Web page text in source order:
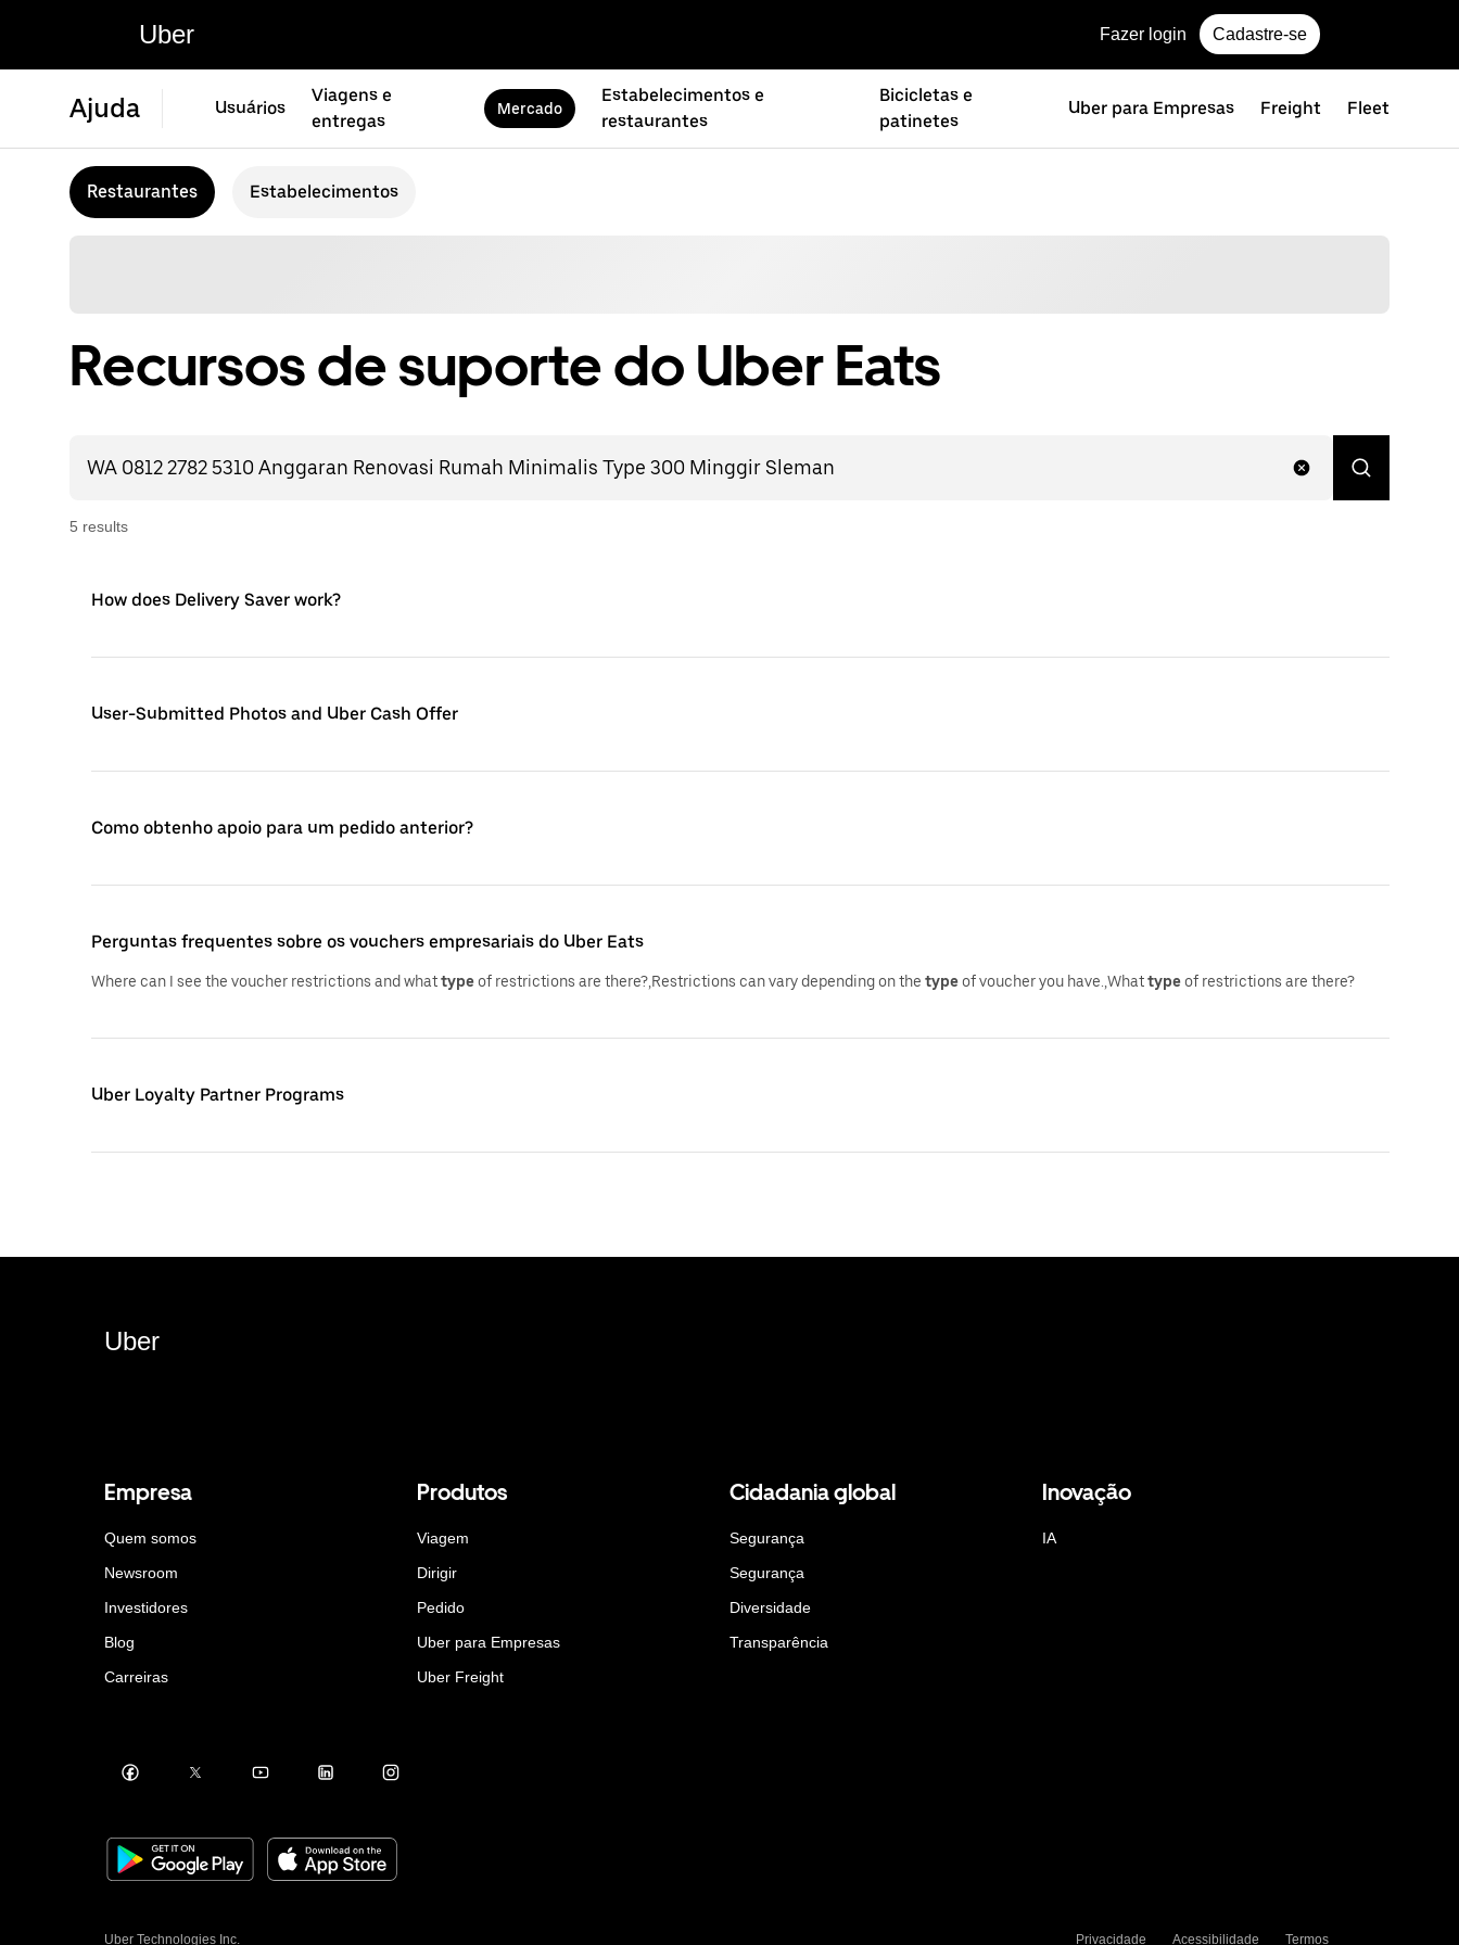
Uber Fazer login Cadastre-se
Ajuda Usuários
Viagens e
entregas
Mercado
Estabelecimentos e
restaurantes
Bicicletas e
patinetes
Uber para Empresas Freight Fleet
Restaurantes Estabelecimentos
Recursos de suporte do Uber Eats
5 results
How does Delivery Saver work?
User-Submitted Photos and Uber Cash Offer
Como obtenho apoio para um pedido anterior?
Perguntas frequentes sobre os vouchers empresariais do Uber Eats
Where can I see the voucher restrictions and whattypeof restrictions are there?,Restrictions can vary depending on the typeof voucher you have.,Whattypeof restrictions are there?
Uber Loyalty Partner Programs
Uber
Empresa
Quem somos
Newsroom
Investidores
Blog
Carreiras
Produtos
Viagem
Dirigir
Pedido
Uber para Empresas
Uber Freight
Cidadania global
Segurança
Segurança
Diversidade
Transparência
Inovação
IA
Uber Technologies Inc. Privacidade Acessibilidade Termos